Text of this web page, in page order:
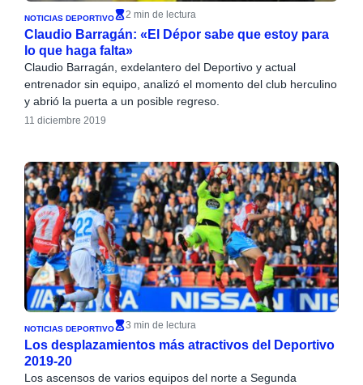
NOTICIAS DEPORTIVO 2 min de lectura
Claudio Barragán: «El Dépor sabe que estoy para
lo que haga falta»
Claudio Barragán, exdelantero del Deportivo y actual
entrenador sin equipo, analizó el momento del club herculino
y abrió la puerta a un posible regreso.
11 diciembre 2019
NOTICIAS DEPORTIVO 3 min de lectura
Los desplazamientos más atractivos del Deportivo
2019-20
Los ascensos de varios equipos del norte a Segunda